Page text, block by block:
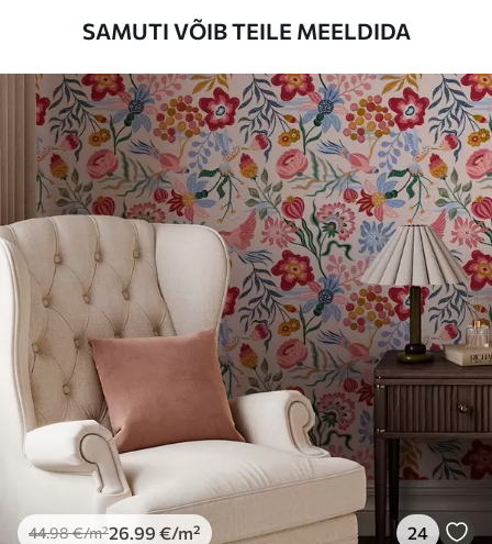
Tapeeti saab õrnalt puhastada pehme
käsnaga. Lakkviimistlusega tapeedid
Rakendusmeetod Suurepärane rakendus
Saadaolevad materjalid
Standard
44 .98 26 .99 € /m²
Premium
.67 34.00
Premium vinüül
65.0039.00€/m²
SAMUTI VÕIB TEILE MEELDIDA
44.98€/m²26.99 €/m² 24